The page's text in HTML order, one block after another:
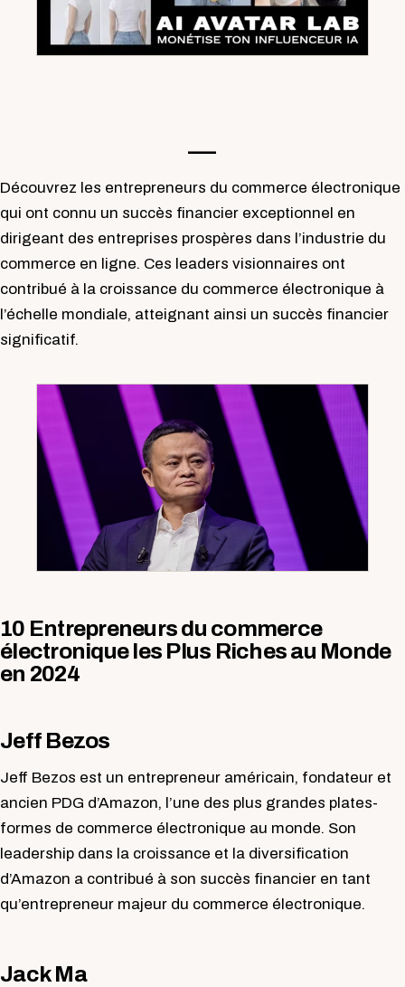
—-
Découvrez les entrepreneurs du commerce électronique
qui ont connu un succès financier exceptionnel en
dirigeant des entreprises prospères dans l’industrie du
commerce en ligne. Ces leaders visionnaires ont
contribué à la croissance du commerce électronique à
l’échelle mondiale, atteignant ainsi un succès financier
significatif.
10 Entrepreneurs du commerce
électronique les Plus Riches au Monde
en 2024
Jeff Bezos
Jeff Bezos est un entrepreneur américain, fondateur et
ancien PDG d’Amazon, l’une des plus grandes plates-
formes de commerce électronique au monde. Son
leadership dans la croissance et la diversification
d’Amazon a contribué à son succès financier en tant
qu’entrepreneur majeur du commerce électronique.
Jack Ma